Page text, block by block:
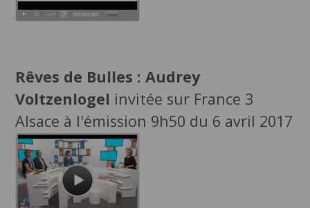
Rêves de Bulles : Audrey
Voltzenlogel invitée sur France 3
Alsace à l'émission 9h50 du 6 avril 2017